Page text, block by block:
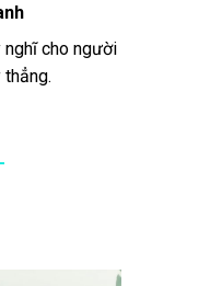
cho người
thẳng.